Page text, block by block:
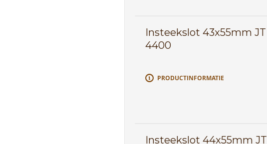
Insteekslot 43x55mm JT
4400
PRODUCTINFORMATIE
Insteekslot 44x55mm JT